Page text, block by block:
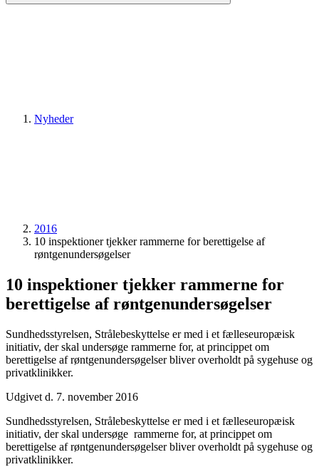
Nyheder
2016
10 inspektioner tjekker rammerne for berettigelse af
røntgenundersøgelser
10 inspektioner tjekker rammerne for
berettigelse af røntgenundersøgelser
Sundhedsstyrelsen, Strålebeskyttelse er med i et fælleseuropæisk
initiativ, der skal undersøge rammerne for, at princippet om
berettigelse af røntgenundersøgelser bliver overholdt på sygehuse og
privatklinikker.
Udgivet d. 7. november 2016
Sundhedsstyrelsen, Strålebeskyttelse er med i et fælleseuropæisk
initiativ, der skal undersøge rammerne for, at princippet om
berettigelse af røntgenundersøgelser bliver overholdt på sygehuse og
privatklinikker.